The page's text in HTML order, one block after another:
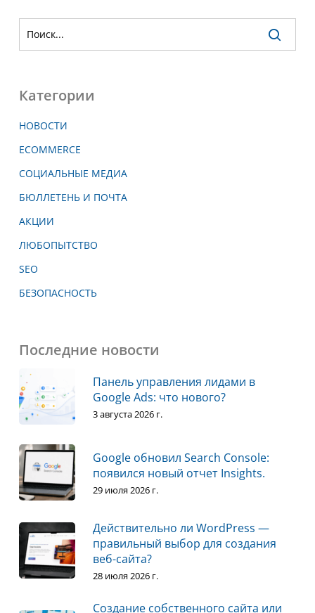
Категории
НОВОСТИ
ECOMMERCE
СОЦИАЛЬНЫЕ МЕДИА
БЮЛЛЕТЕНЬ И ПОЧТА
АКЦИИ
ЛЮБОПЫТСТВО
SEO
БЕЗОПАСНОСТЬ
Последние новости
Панель управления лидами в
Google Ads: что нового?
3 августа 2026 г.
Google обновил Search Console:
появился новый отчет Insights.
29 июля 2026 г.
Действительно ли WordPress —
правильный выбор для создания
веб-сайта?
28 июля 2026 г.
Создание собственного сайта или